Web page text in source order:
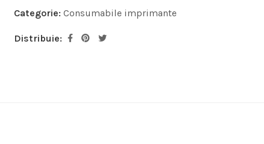
Categorie: Consumabile imprimante
Distribuie: